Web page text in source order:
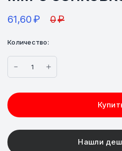
61,60₽ 0₽
Количество: